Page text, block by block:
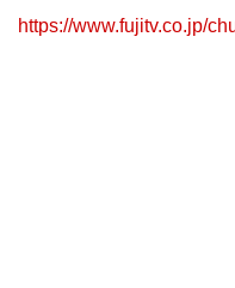
https://www.fujitv.co.jp/